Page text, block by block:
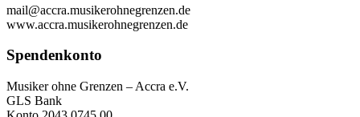
mail@accra.musikerohnegrenzen.de
www.accra.musikerohnegrenzen.de
Spendenkonto
Musiker ohne Grenzen – Accra e.V.
GLS Bank